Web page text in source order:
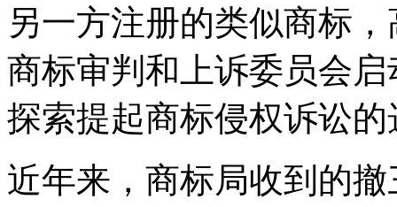
另一方注册的类似商标
商标审判和上诉委员会
探索提起商标侵权诉讼的
近年来，商标局收到的